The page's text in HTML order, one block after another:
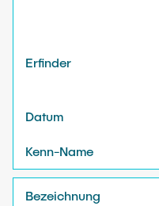
Datum (A-Z)
Kenn-Name (Z-A)